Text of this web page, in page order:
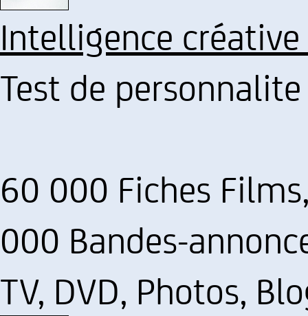
Intelligence
Test de personnalite
60 000 Fiches
000 Bandes-
TV, DVD, Photos,